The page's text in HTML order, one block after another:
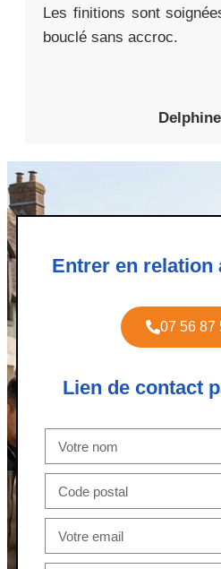
Les finitions sont
bouclé sans accroc.
Entrer en relation
07 56 87
Lien de contact